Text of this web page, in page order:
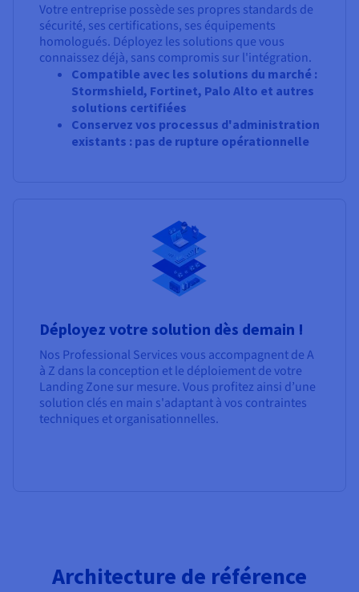
Votre entreprise possède ses propres standards de
sécurité, ses certifications, ses équipements
homologués. Déployez les solutions que vous
connaissez déjà, sans compromis sur l'intégration.
Compatible avec les solutions du marché :
Stormshield, Fortinet, Palo Alto et autres
solutions certifiées
Conservez vos processus d'administration
existants : pas de rupture opérationnelle
Déployez votre solution dès demain !
Nos Professional Services vous accompagnent de A
à Z dans la conception et le déploiement de votre
Landing Zone sur mesure. Vous profitez ainsi d’une
solution clés en main s'adaptant à vos contraintes
techniques et organisationnelles.
Architecture de référence